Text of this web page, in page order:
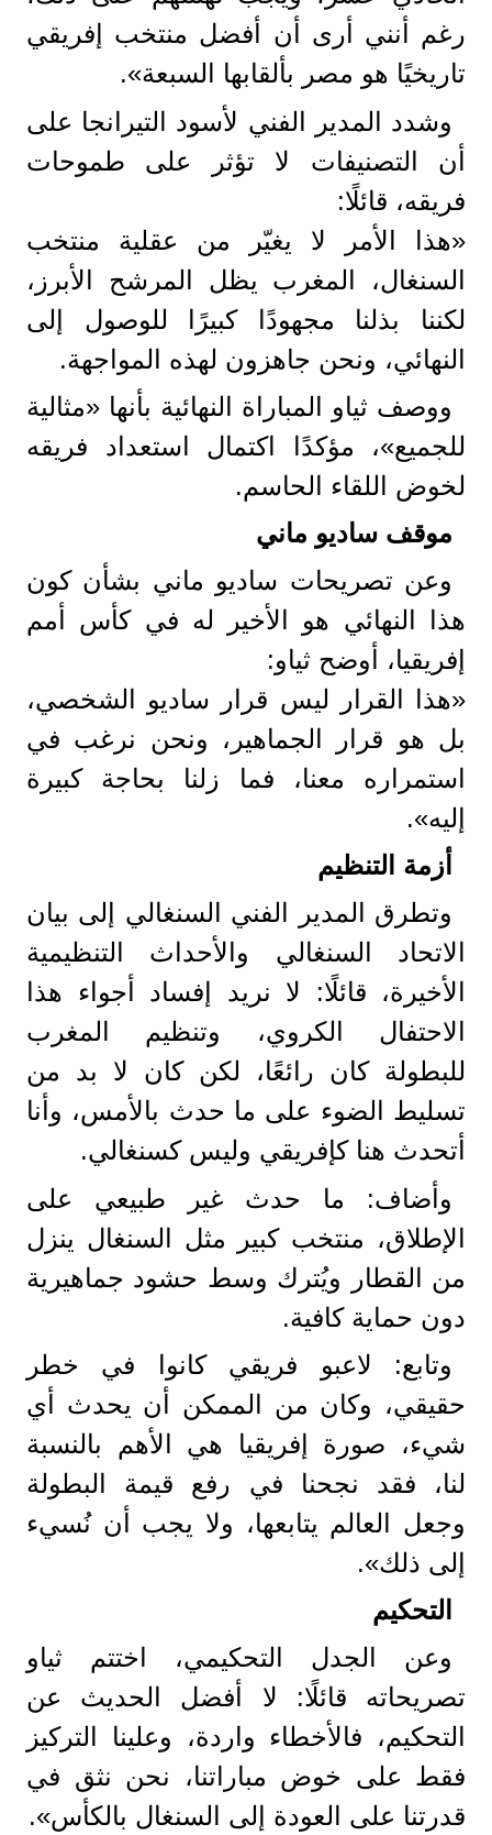
رغم أنني أرى أن أفضل منتخب إفريقي
تاريخيًا هو مصر بألقابها السبعة».
وشدد المدير الفني لأسود التيرانجا على
أن التصنيفات لا تؤثر على طموحات
فريقه، قائلًا:
«هذا الأمر لا يغيّر من عقلية منتخب
السنغال، المغرب يظل المرشح الأبرز،
لكننا بذلنا مجهودًا كبيرًا للوصول إلى
النهائي، ونحن جاهزون لهذه المواجهة.
ووصف ثياو المباراة النهائية بأنها «مثالية
للجميع»، مؤكدًا اكتمال استعداد فريقه
لخوض اللقاء الحاسم.
موقف ساديو ماني
وعن تصريحات ساديو ماني بشأن كون
هذا النهائي هو الأخير له في كأس أمم
إفريقيا، أوضح ثياو:
«هذا القرار ليس قرار ساديو الشخصي،
بل هو قرار الجماهير، ونحن نرغب في
استمراره معنا، فما زلنا بحاجة كبيرة
إليه».
أزمة التنظيم
وتطرق المدير الفني السنغالي إلى بيان
الاتحاد السنغالي والأحداث التنظيمية
الأخيرة، قائلًا: لا نريد إفساد أجواء هذا
الاحتفال الكروي، وتنظيم المغرب
للبطولة كان رائعًا، لكن كان لا بد من
تسليط الضوء على ما حدث بالأمس، وأنا
أتحدث هنا كإفريقي وليس كسنغالي.
وأضاف: ما حدث غير طبيعي على
الإطلاق، منتخب كبير مثل السنغال ينزل
من القطار ويُترك وسط حشود جماهيرية
دون حماية كافية.
وتابع: لاعبو فريقي كانوا في خطر
حقيقي، وكان من الممكن أن يحدث أي
شيء، صورة إفريقيا هي الأهم بالنسبة
لنا، فقد نجحنا في رفع قيمة البطولة
وجعل العالم يتابعها، ولا يجب أن نُسيء
إلى ذلك».
التحكيم
وعن الجدل التحكيمي، اختتم ثياو
تصريحاته قائلًا: لا أفضل الحديث عن
التحكيم، فالأخطاء واردة، وعلينا التركيز
فقط على خوض مباراتنا، نحن نثق في
قدرتنا على العودة إلى السنغال بالكأس».